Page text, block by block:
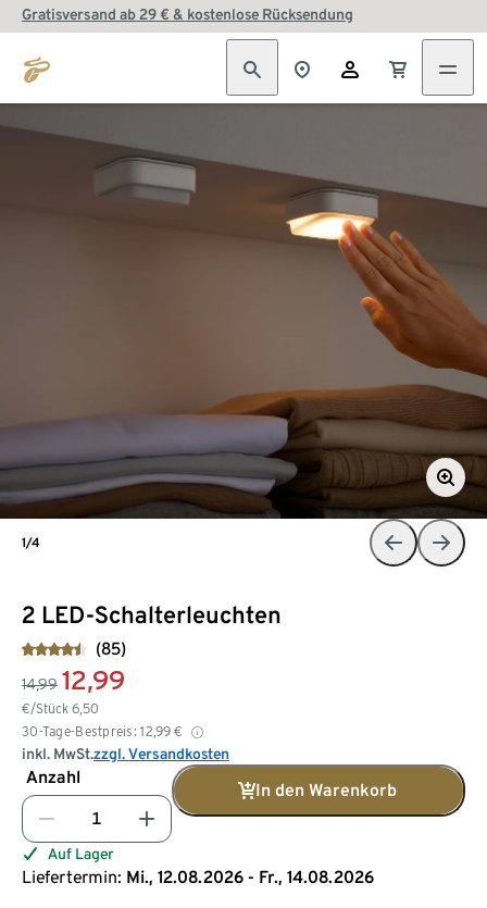
Gratisversand ab 29 € & kostenlose Rücksendung
2 LED-Schalterleuchten
(85)
14,99 12,99
€/Stück 6,50
30-Tage-Bestpreis: 12,99 €
inkl. MwSt.zzgl. Versandkosten
Anzahl
In den Warenkorb
Auf Lager
Liefertermin: Mi., 12.08.2026 - Fr., 14.08.2026
1/4